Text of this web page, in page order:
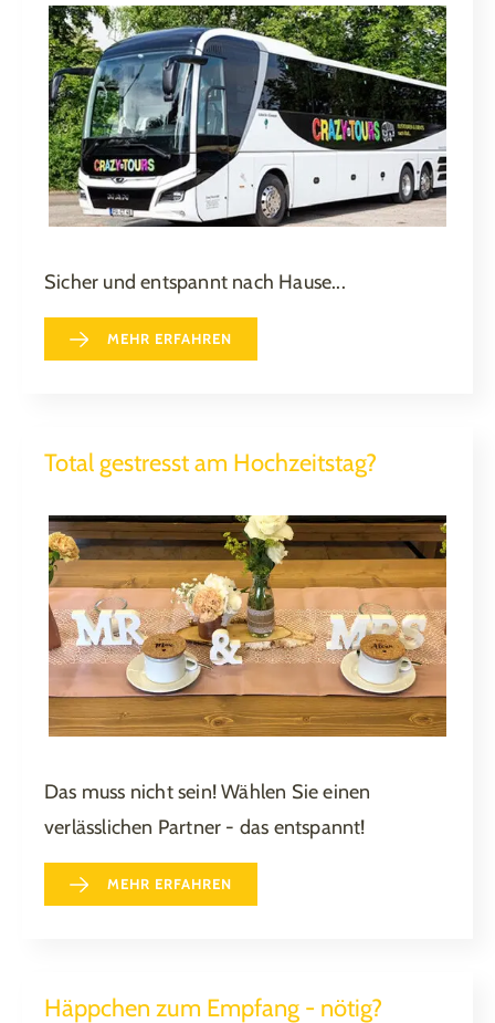
Sicher und entspannt nach Hause...
MEHR ERFAHREN
Total gestresst am Hochzeitstag?
Das muss nicht sein! Wählen Sie einen
verlässlichen Partner - das entspannt!
MEHR ERFAHREN
Häppchen zum Empfang - nötig?